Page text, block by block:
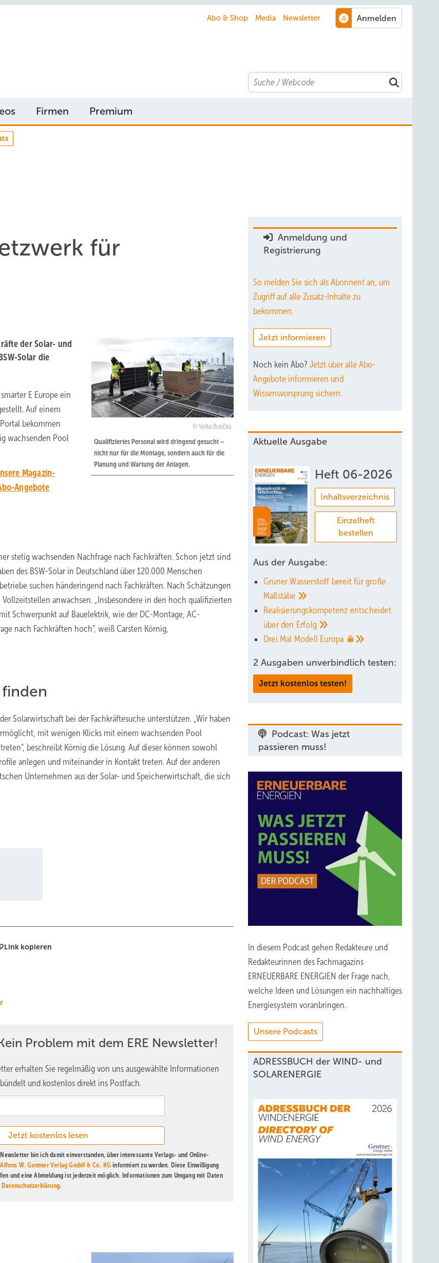
Abo & Shop Media Newsletter
Search
Firmen Premium
für
Velka Botička
Qualifiziertes Personal wird dringend gesucht –
nicht nur für die Montage, sondern auch für die
Planung und Wartung der Anlagen.
der Solar- und
Solar die
E Europe ein
Auf einem
bekommen
wachsenden Pool
Magazin-
Angebote
stetig wachsenden Nachfrage nach Fachkräften. Schon jetzt sind
des BSW-Solar in Deutschland über 120.000 Menschen
suchen händeringend nach Fachkräften. Nach Schätzungen
anwachsen. „Insbesondere in den hoch qualifizierten
Schwerpunkt auf Bauelektrik, wie der DC-Montage, AC-
nach Fachkräften hoch“, weiß Carsten Körnig,
Solarwirtschaft bei der Fachkräftesuche unterstützen. „Wir haben
mit wenigen Klicks mit einem wachsenden Pool
beschreibt Körnig die Lösung. Auf dieser können sowohl
anlegen und miteinander in Kontakt treten. Auf der anderen
Unternehmen aus der Solar- und Speicherwirtschaft, die sich
Link kopieren
Problem mit dem ERE Newsletter!
erhalten Sie regelmäßig von uns ausgewählte Informationen
und kostenlos direkt ins Postfach.
Newsletter bin ich damit einverstanden, über interessante Verlags- und Online-
W. Gentner Verlag GmbH & Co. KG informiert zu werden. Diese Einwilligung
und eine Abmeldung ist jederzeit möglich. Informationen zum Umgang mit Daten
Datenschutzerklärung.
Anmeldung und
Registrierung
So melden Sie sich als Abonnent an, um
Zugriff auf alle Zusatz-Inhalte zu
bekommen.
Jetzt informieren
Noch kein Abo? Jetzt über alle Abo-
Angebote informieren und
Wissensvorsprung sichern.
Aktuelle Ausgabe
Heft 06-2026
Inhaltsverzeichnis
Einzelheft
bestellen
Aus der Ausgabe:
Grüner Wasserstoff bereit für große
Maßstäbe
Realisierungskompetenz entscheidet
über den Erfolg
Drei Mal Modell Europa
2 Ausgaben unverbindlich testen:
Jetzt kostenlos testen!
Podcast: Was jetzt
passieren muss!
In diesem Podcast gehen Redakteure und
Redakteurinnen des Fachmagazins
ERNEUERBARE ENERGIEN der Frage nach,
welche Ideen und Lösungen ein nachhaltiges
Energiesystem voranbringen.
Unsere Podcasts
ADRESSBUCH der WIND- und
SOLARENERGIE